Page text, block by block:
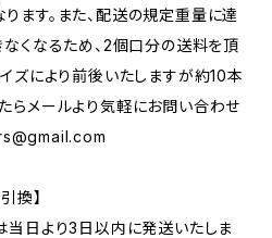
ます。また、配送の規定重量に達
くなるため、2個口分の送料を頂
イズにより前後いたしますが約10本
らメールより気軽にお問い合わせ
換】
当日より3日以内に発送いたしま